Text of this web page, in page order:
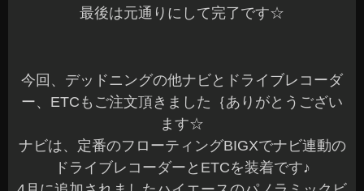
最後は元通りにして完了です☆
今回、デッドニングの他ナビとドライブレコーダ
ー、ETCもご注文頂きました｛ありがとうござい
ます☆
ナビは、定番のフローティングBIGXでナビ連動の
ドライブレコーダーとETCを装着です♪